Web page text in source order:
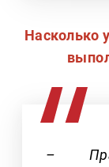
Насколько
–